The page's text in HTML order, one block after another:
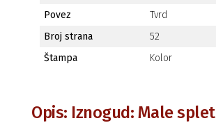
Povez
Tvrd
Broj strana
52
Štampa
Kolor
Opis: Iznogud: Male